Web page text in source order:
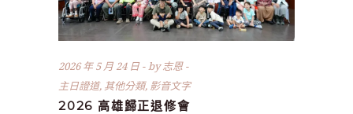
2026 年 5 月 24 日 by志恩
主日證道, 其他分類, 影音文字
2026 高雄歸正退修會